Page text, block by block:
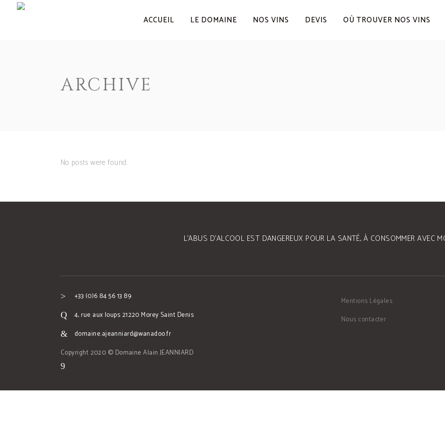
ACCUEIL LE DOMAINE NOS VINS DEVIS OÙ TROUVER NOS VINS
ARCHIVE
No posts were found.
L’ABUS D’ALCOOL EST DANGEREUX POUR LA SANTÉ, À CONSOMMER AVEC
+33 (0)6 84 56 13 89
4, rue aux loups 21220 Morey Saint Denis
domaine.ajeanniard@wanadoo.fr
Copyright 2020 © Domaine Alain JEANNIARD
Mentions Légales
Nous contacter